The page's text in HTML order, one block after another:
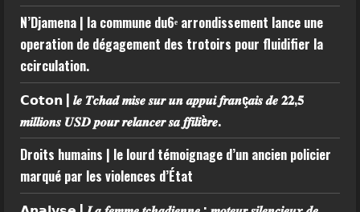
N’Djamena | la commune du6ᵉ arrondissement lance une
operation de dégagement des trotoirs pour fluidifier la
ccirculation.
𝗖𝗼𝘁𝗼𝗻 | 𝒍𝒆 𝑻𝒄𝒉𝒂𝒅 𝒎𝒊𝒔𝒆 𝒔𝒖𝒓 𝒖𝒏 𝒂𝒑𝒑𝒖𝒊 𝒇𝒓𝒂𝒏ç𝒂𝒊𝒔 𝒅𝒆 𝟐𝟐,𝟓
𝒎𝒊𝒍𝒍𝒊𝒐𝒏𝒔 𝑼𝑺𝑫 𝒑𝒐𝒖𝒓 𝒓𝒆𝒍𝒂𝒏𝒄𝒆𝒓 𝒔𝒂 𝒇𝒇𝒊𝒍𝒊è𝒓𝒆.
Droits humains | le lourd témoignage d’un ancien policier
marqué par les violences d’État